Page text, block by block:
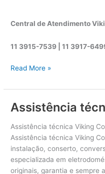
Central de Atendimento
11 3915-7539 | 11 3917-
A
s
s
t
ê
n
Read More »
Assistência
Assistência técnica Viking
Assistência técnica Viking
instalação, conserto,
especializada em
originais, garantia e sempre